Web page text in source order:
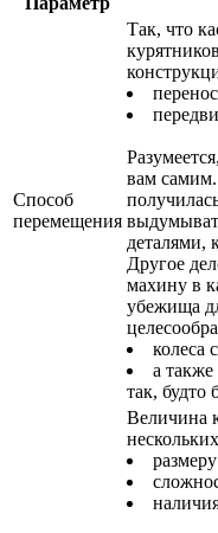
Способ
перемещения
Так, что
вам
деталями,
Другое
махину в
убежища
колеса
а
так, будто
Величина